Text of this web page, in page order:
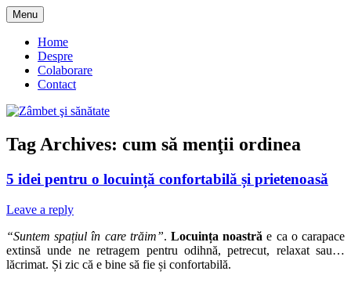
Skip
to
content
Zâmbet şi sănătate
Menu
Home
Despre
Colaborare
Contact
Tag Archives: cum să menţii ordinea
5 idei pentru o locuință confortabilă și prietenoasă
Leave a reply
“Suntem spațiul în care trăim”.Locuința noastră e ca o carapace
extinsă unde ne retragem pentru odihnă, petrecut, relaxat sau…
lăcrimat. Și zic că e bine să fie și confortabilă.